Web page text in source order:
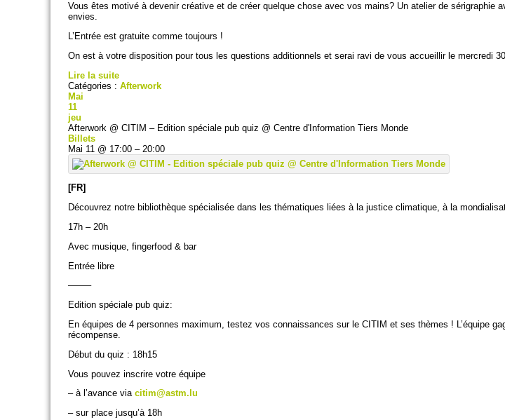
Vous êtes motivé à devenir créative et de créer quelque chose avec vos mains? Un atelier de sérigraphie
envies.
L’Entrée est gratuite comme toujours !
On est à votre disposition pour tous les questions additionnels et serai ravi de vous accueillir le mercredi
Lire la suite
Catégories : Afterwork
Mai
11
jeu
Afterwork @ CITIM – Edition spéciale pub quiz @ Centre d'Information Tiers Monde
Billets
Mai 11 @ 17:00 – 20:00
[FR]
Découvrez notre bibliothèque spécialisée dans les thématiques liées à la justice climatique, à la
17h – 20h
Avec musique, fingerfood & bar
Entrée libre
——–
Edition spéciale pub quiz:
En équipes de 4 personnes maximum, testez vos connaissances sur le CITIM et ses thèmes ! L’équipe
récompense.
Début du quiz : 18h15
Vous pouvez inscrire votre équipe
– à l’avance via citim@astm.lu
– sur place jusqu’à 18h